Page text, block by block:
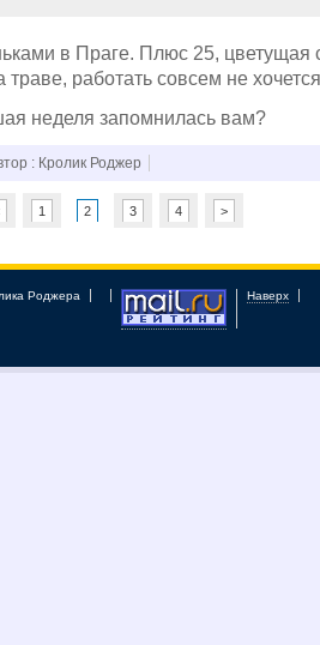
в Праге. Плюс 25, цветущая
траве, работать совсем не
неделя запомнилась вам?
: Кролик Роджер
1 2 3 4 >
Роджера Наверх